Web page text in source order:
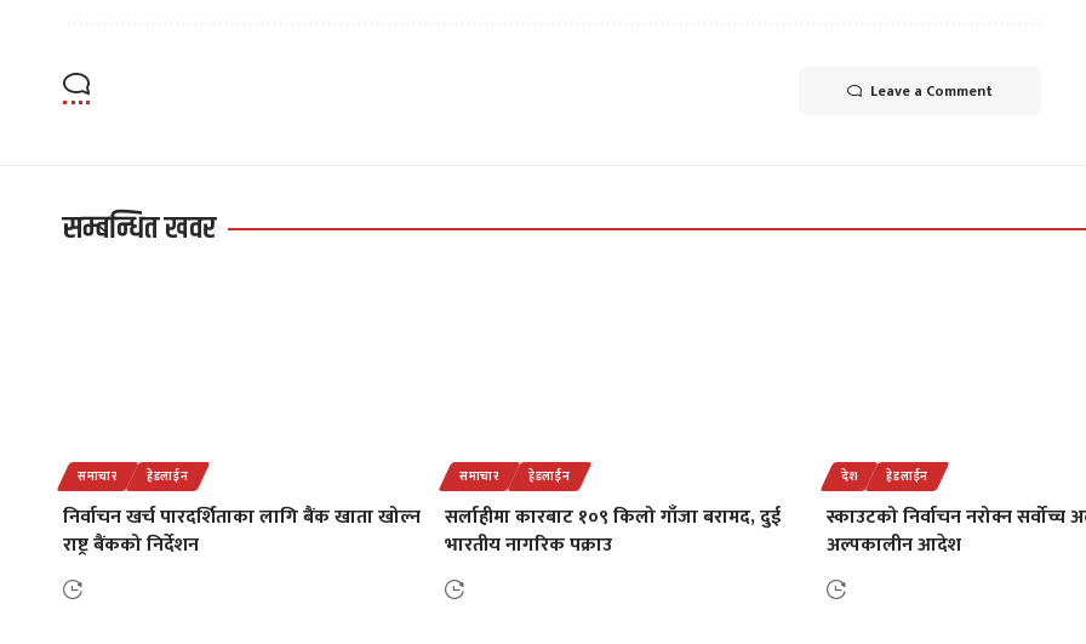
Leave a Comment
सम्बन्धित खवर
समाचार हेडलाईन
निर्वाचन खर्च पारदर्शिताका लागि बैंक खाता खोल्न
राष्ट्र बैंकको निर्देशन
समाचार हेडलाईन
सर्लाहीमा कारबाट १०९ किलो गाँजा बरामद, दुई
भारतीय नागरिक पक्राउ
देश हेडलाईन
स्काउटको निर्वाचन नरोक्न सर्वोच्च
अल्पकालीन आदेश